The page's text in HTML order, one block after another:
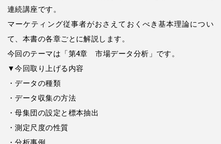
連続講座です。
マーケティング従事者がおさえておくべき基本理論につい
て、本書の各章ごとに解説します。
今回のテーマは「第4章 市場データ分析」です。
▼今回取り上げる内容
・データの種類
・データ収集の方法
・母集団の設定と標本抽出
・測定尺度の性質